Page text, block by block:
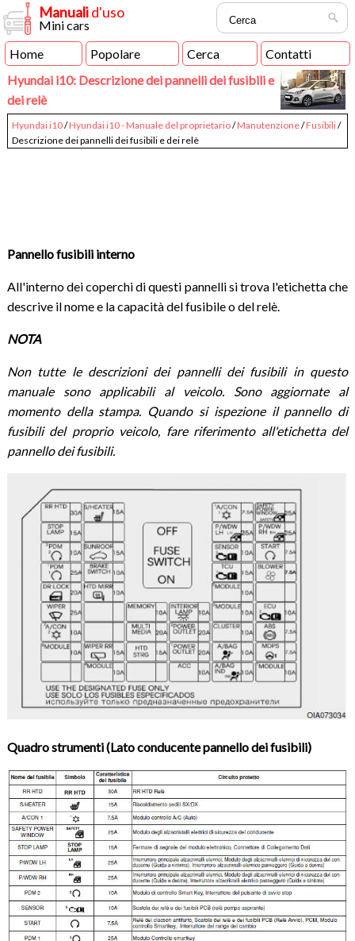
Manualid'uso
Mini cars
Home
Popolare Cerca
Contatti
Hyundai i10: Descrizione dei pannelli dei fusibili e
dei relè
Hyundai i10/Hyundai i10 - Manuale del proprietario/Manutenzione/Fusibili/
Descrizione dei pannelli dei fusibili e dei relè
Pannello fusibili interno
All'interno dei coperchi di questi pannelli si trova l'etichetta che
descrive il nome e la capacità del fusibile o del relè.
NOTA
Non tutte le descrizioni dei pannelli dei fusibili in questo
manuale sono applicabili al veicolo. Sono aggiornate al
momento della stampa. Quando si ispezione il pannello di
fusibili del proprio veicolo, fare riferimento all'etichetta del
pannello dei fusibili.
Quadro strumenti (Lato conducente pannello dei fusibili)